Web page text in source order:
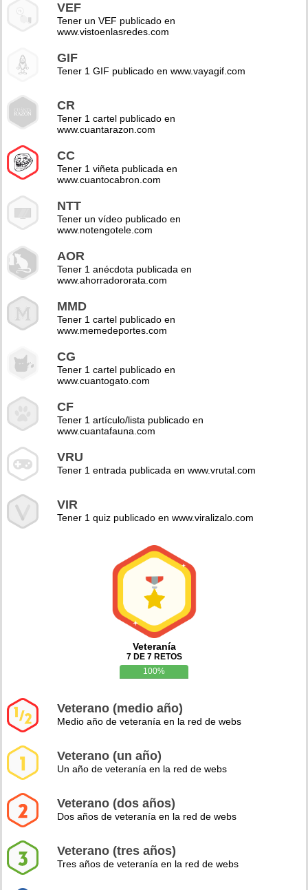
VEF
Tener un VEF publicado en
www.vistoenlasredes.com
GIF
Tener 1 GIF publicado en www.vayagif.com
CR
Tener 1 cartel publicado en
www.cuantarazon.com
CC
Tener 1 viñeta publicada en
www.cuantocabron.com
NTT
Tener un vídeo publicado en
www.notengotele.com
AOR
Tener 1 anécdota publicada en
www.ahorradororata.com
MMD
Tener 1 cartel publicado en
www.memedeportes.com
CG
Tener 1 cartel publicado en
www.cuantogato.com
CF
Tener 1 artículo/lista publicado en
www.cuantafauna.com
VRU
Tener 1 entrada publicada en www.vrutal.com
VIR
Tener 1 quiz publicado en www.viralizalo.com
Veteranía
7 DE 7 RETOS
100%
Veterano (medio año)
Medio año de veteranía en la red de webs
Veterano (un año)
Un año de veteranía en la red de webs
Veterano (dos años)
Dos años de veteranía en la red de webs
Veterano (tres años)
Tres años de veteranía en la red de webs